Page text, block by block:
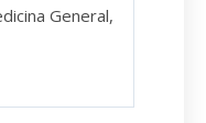
General,